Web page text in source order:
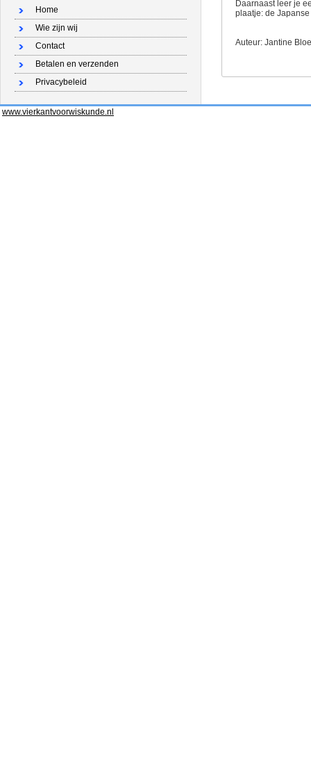
Home
Wie zijn wij
Contact
Betalen en verzenden
Privacybeleid
Daarnaast leer je
plaatje: de
Auteur: Jantine
www.vierkantvoorwiskunde.nl